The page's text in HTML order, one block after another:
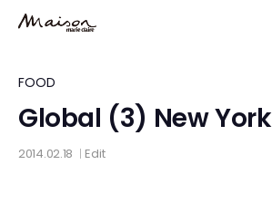
content
FOOD
Global (3) New York
2014.02.18 Edit